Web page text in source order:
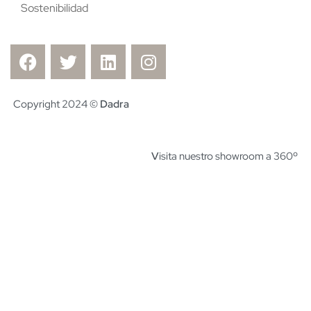
Sostenibilidad
Copyright 2024 © Dadra
Visita nuestro showroom a 360º